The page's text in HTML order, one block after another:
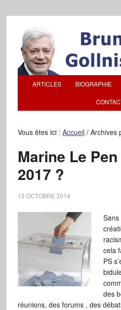
ARTICLES BIOGRAPHIE
Vous êtes ici : Accueil /Archives
Marine Le
2017 ?
13 OCTOBRE 2014
cela
PS
des
réunions, des forums , des